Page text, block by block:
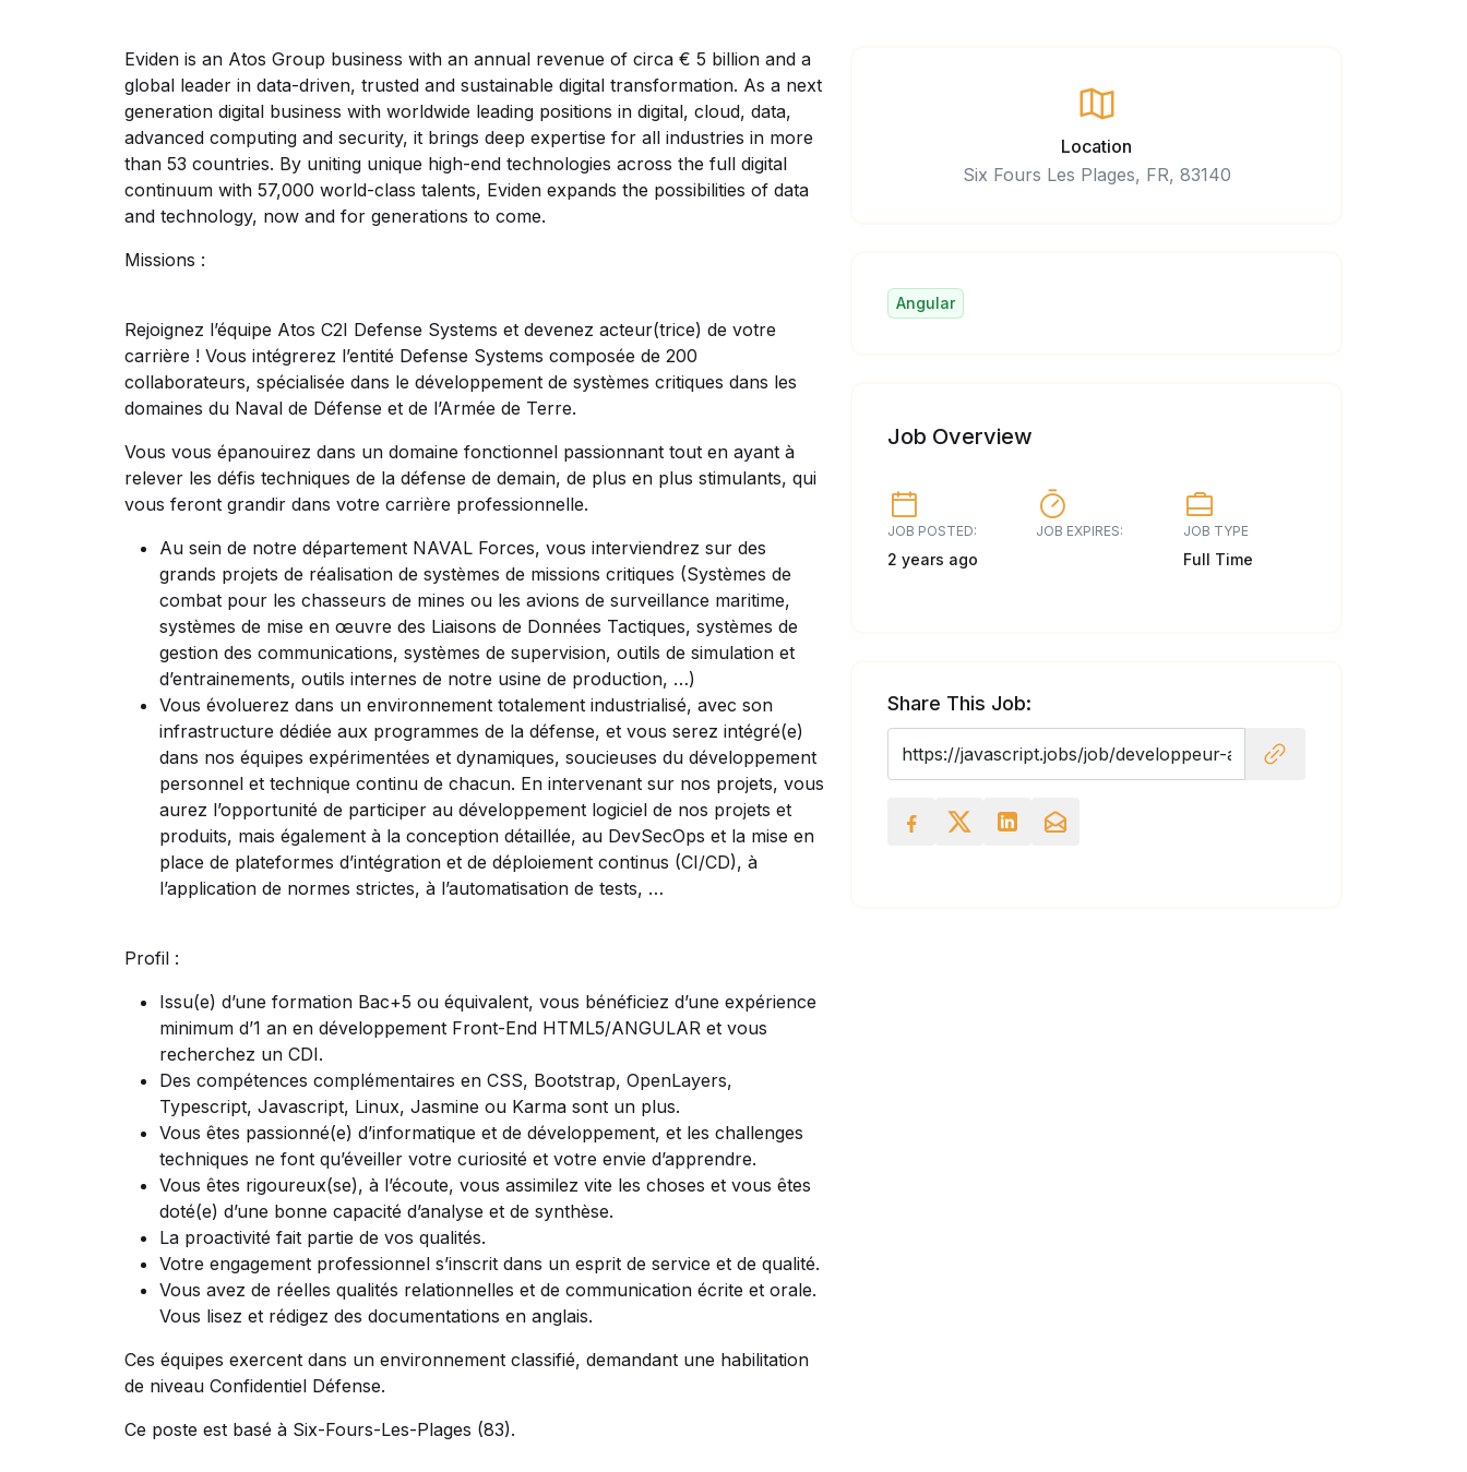
Eviden is an Atos Group business with an annual revenue of circa € 5 billion and a
global leader in data-driven, trusted and sustainable digital transformation. As a next
generation digital business with worldwide leading positions in digital, cloud, data,
advanced computing and security, it brings deep expertise for all industries in more
than 53 countries. By uniting unique high-end technologies across the full digital
continuum with 57,000 world-class talents, Eviden expands the possibilities of data
and technology, now and for generations to come.
Missions :
Rejoignez l’équipe Atos C2I Defense Systems et devenez acteur(trice) de votre
carrière ! Vous intégrerez l’entité Defense Systems composée de 200
collaborateurs, spécialisée dans le développement de systèmes critiques dans les
domaines du Naval de Défense et de l’Armée de Terre.
Vous vous épanouirez dans un domaine fonctionnel passionnant tout en ayant à
relever les défis techniques de la défense de demain, de plus en plus stimulants, qui
vous feront grandir dans votre carrière professionnelle.
Au sein de notre département NAVAL Forces, vous interviendrez sur des
grands projets de réalisation de systèmes de missions critiques (Systèmes de
combat pour les chasseurs de mines ou les avions de surveillance maritime,
systèmes de mise en œuvre des Liaisons de Données Tactiques, systèmes de
gestion des communications, systèmes de supervision, outils de simulation et
d’entrainements, outils internes de notre usine de production, …)
Vous évoluerez dans un environnement totalement industrialisé, avec son
infrastructure dédiée aux programmes de la défense, et vous serez intégré(e)
dans nos équipes expérimentées et dynamiques, soucieuses du développement
personnel et technique continu de chacun. En intervenant sur nos projets, vous
aurez l’opportunité de participer au développement logiciel de nos projets et
produits, mais également à la conception détaillée, au DevSecOps et la mise en
place de plateformes d’intégration et de déploiement continus (CI/CD), à
l’application de normes strictes, à l’automatisation de tests, …
Profil :
Issu(e) d’une formation Bac+5 ou équivalent, vous bénéficiez d’une expérience
minimum d’1 an en développement Front-End HTML5/ANGULAR et vous
recherchez un CDI.
Des compétences complémentaires en CSS, Bootstrap, OpenLayers,
Typescript, Javascript, Linux, Jasmine ou Karma sont un plus.
Vous êtes passionné(e) d’informatique et de développement, et les challenges
techniques ne font qu’éveiller votre curiosité et votre envie d’apprendre.
Vous êtes rigoureux(se), à l’écoute, vous assimilez vite les choses et vous êtes
doté(e) d’une bonne capacité d’analyse et de synthèse.
La proactivité fait partie de vos qualités.
Votre engagement professionnel s’inscrit dans un esprit de service et de qualité.
Vous avez de réelles qualités relationnelles et de communication écrite et orale.
Vous lisez et rédigez des documentations en anglais.
Ces équipes exercent dans un environnement classifié, demandant une habilitation
de niveau Confidentiel Défense.
Ce poste est basé à Six-Fours-Les-Plages (83).
Location
Six Fours Les Plages, FR, 83140
Angular
Job Overview
JOB POSTED:
2 years ago
JOB EXPIRES: JOB TYPE
Full Time
Share This Job: